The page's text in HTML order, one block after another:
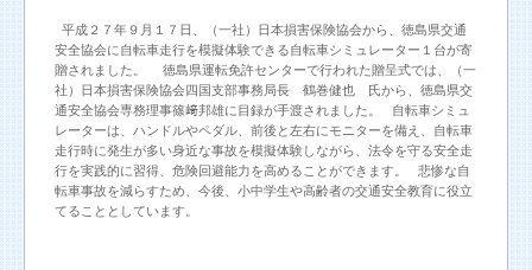
平成２７年９月１７日、（一社）日本損害保険協会から、徳島県交通
安全協会に自転車走行を模擬体験できる自転車シミュレーター１台が寄
贈されました。 徳島県運転免許センターで行われた贈呈式では、（一
社）日本損害保険協会四国支部事務局長 鶴巻健也 氏から、徳島県交
通安全協会専務理事篠﨑邦雄に目録が手渡されました。 自転車シミュ
レーターは、ハンドルやペダル、前後と左右にモニターを備え、自転車
走行時に発生が多い身近な事故を模擬体験しながら、法令を守る安全走
行を実践的に習得、危険回避能力を高めることができます。 悲惨な自
転車事故を減らすため、今後、小中学生や高齢者の交通安全教育に役立
てることとしています。